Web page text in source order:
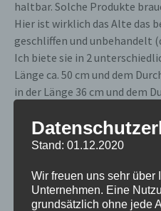
haltbar. Solche Produkte
Hier ist wirklich das Alte das
geschliffen und unbehandelt
Ich biete sie in 2
Länge ca. 50 cm und dem
in der Länge 36 cm und dem
Stand: 01.12.2020
Wir freuen uns sehr über
Unternehmen. Eine
grundsätzlich ohne jede